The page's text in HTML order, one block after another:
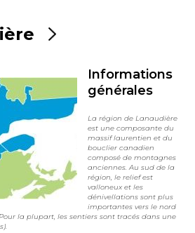
Informations
générales
La région de Lanaudière
est une composante du
massif laurentien et du
bouclier canadien
composé de montagnes
anciennes. Au sud de la
région, le relief est
valloneux et les
dénivellations sont plus
importantes vers le nord
la plupart, les sentiers sont tracés dans une